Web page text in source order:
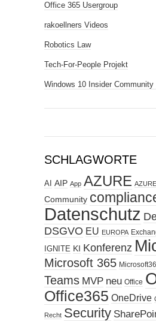
Office 365 Usergroup
rakoellners Videos
Robotics Law
Tech-For-People Projekt
Windows 10 Insider Community
SCHLAGWORTE
AI AIP App AZURE
Community
Datenschutz
DSGVO EU EUROPA
IGNITE KI Konferenz
Microsoft 365
Teams MVP neu Office
Office365 OneDrive
Recht Security